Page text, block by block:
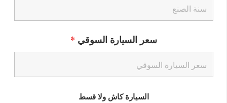
سعر السيارة السوقي *
السيارة كاش ولا قسط